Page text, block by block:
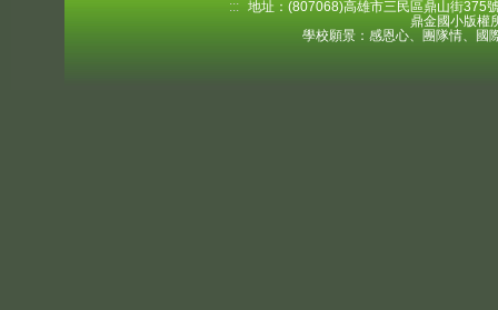
::: 地址：(807068)高雄市三民區鼎山街
鼎金國小版權
學校願景：感恩心、團隊情、國